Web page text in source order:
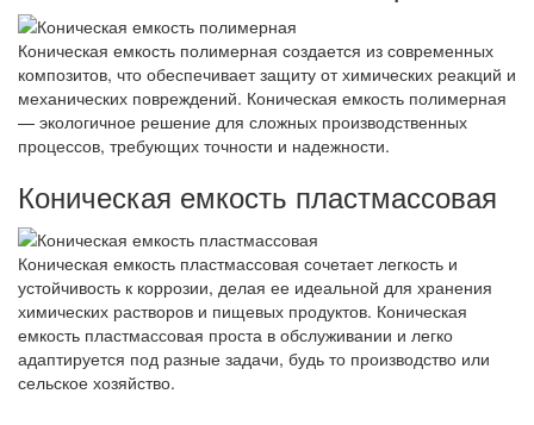
Коническая емкость полимерная создается из современных
композитов, что обеспечивает защиту от химических реакций и
механических повреждений. Коническая емкость полимерная
— экологичное решение для сложных производственных
процессов, требующих точности и надежности.
Коническая емкость пластмассовая
Коническая емкость пластмассовая сочетает легкость и
устойчивость к коррозии, делая ее идеальной для хранения
химических растворов и пищевых продуктов. Коническая
емкость пластмассовая проста в обслуживании и легко
адаптируется под разные задачи, будь то производство или
сельское хозяйство.